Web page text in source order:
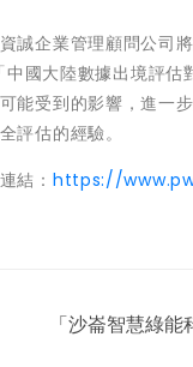
誠企業管理顧問公司
國大陸數據出境評估
受到的影響，進一
評估的經驗。
結： https://
「沙崙智慧綠